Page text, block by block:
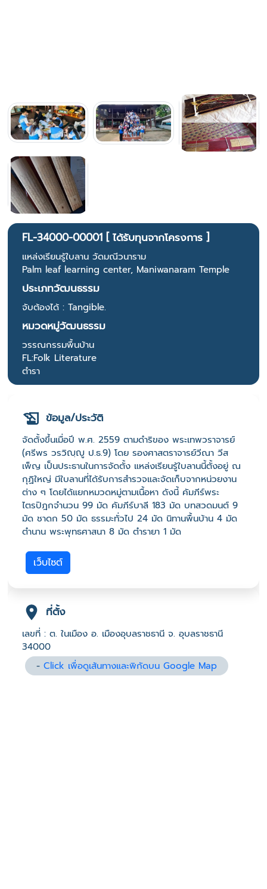
FL-34000-00001 [ ได้รับทุนจากโครงการ ]
แหล่งเรียนรู้ใบลาน วัดมณีวนาราม
Palm leaf learning center, Maniwanaram Temple
ประเภทวัฒนธรรม
จับต้องได้ : Tangible.
หมวดหมู่วัฒนธรรม
วรรณกรรมพื้นบ้าน
FL:Folk Literature
ตำรา
ข้อมูล/ประวัติ
จัดตั้งขึ้นเมื่อปี พ.ศ. 2559 ตามดำริของ พระเทพวราจารย์
(ศรีพร วรวิญฺญู ป.ธ.9) โดย รองศาสตราจารย์วีณา วีส
เพ็ญ เป็นประธานในการจัดตั้ง แหล่งเรียนรู้ใบลานนี้ตั้งอยู่ ณ
กุฏิใหญ่ มีใบลานที่ได้รับการสำรวจและจัดเก็บจากหน่วยงาน
ต่าง ๆ โดยได้แยกหมวดหมู่ตามเนื้อหา ดังนี้ คัมภีร์พระ
ไตรปิฎกจำนวน 99 มัด คัมภีร์บาลี 183 มัด บทสวดมนต์ 9
มัด ชาดก 50 มัด ธรรมะทั่วไป 24 มัด นิทานพื้นบ้าน 4 มัด
ตำนาน พระพุทธศาสนา 8 มัด ตำรายา 1 มัด
เว็บไซต์
ที่ตั้ง
เลขที่ : ต. ในเมือง อ. เมืองอุบลราชธานี จ. อุบลราชธานี
34000
-Click เพื่อดูเส้นทางและพิกัดบน Google Map